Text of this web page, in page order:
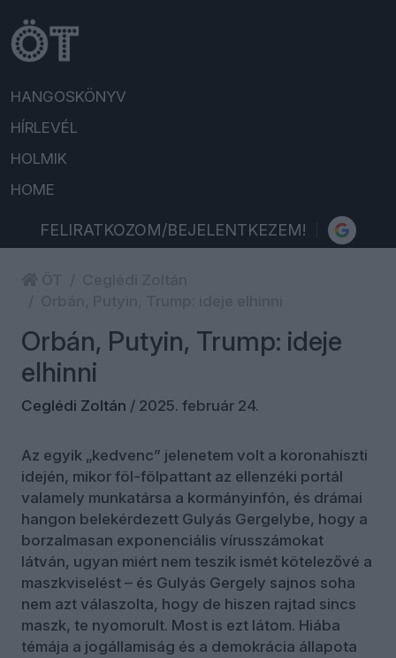
HANGOSKÖNYV
HÍRLEVÉL
HOLMIK
HOME
FELIRATKOZOM/BEJELENTKEZEM!
Orbán, Putyin, Trump: ideje
elhinni
Ceglédi Zoltán / 2025. február 24.
Az egyik „kedvenc” jelenetem volt a koronahiszti
idején, mikor föl-fölpattant az ellenzéki portál
valamely munkatársa a kormányinfón, és drámai
hangon belekérdezett Gulyás Gergelybe, hogy a
borzalmasan exponenciális vírusszámokat
látván, ugyan miért nem teszik ismét kötelezővé a
maszkviselést – és Gulyás Gergely sajnos soha
nem azt válaszolta, hogy de hiszen rajtad sincs
maszk, te nyomorult. Most is ezt látom. Hiába
témája a jogállamiság és a demokrácia állapota